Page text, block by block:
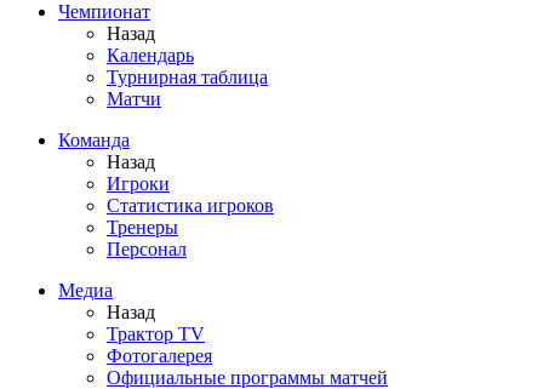
Чемпионат
Назад
Календарь
Турнирная таблица
Матчи
Команда
Назад
Игроки
Статистика игроков
Тренеры
Персонал
Медиа
Назад
Трактор TV
Фотогалерея
Официальные программы матчей